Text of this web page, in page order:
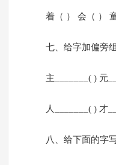
着（ ） 会（ ）
七、给字加偏旁
主_______( ) 元
人_______( ) 才
八、给下面的字